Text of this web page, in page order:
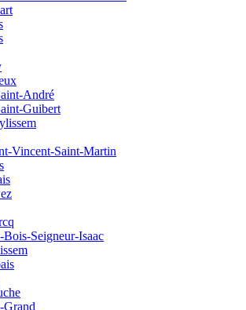
André
Guibert
Vincent-Saint-Martin
Bois-Seigneur-Isaac